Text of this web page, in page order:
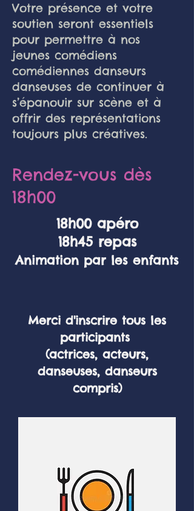
Votre présence et votre
soutien seront essentiels
pour permettre à nos
jeunes comédiens
comédiennes danseurs
danseuses de continuer à
s’épanouir sur scène et à
offrir des représentations
toujours plus créatives.
Rendez-vous dès
18h00
18h00 apéro
18h45 repas
Animation par les enfants
Merci d'inscrire tous les
participants
(actrices, acteurs,
danseuses, danseurs
compris)